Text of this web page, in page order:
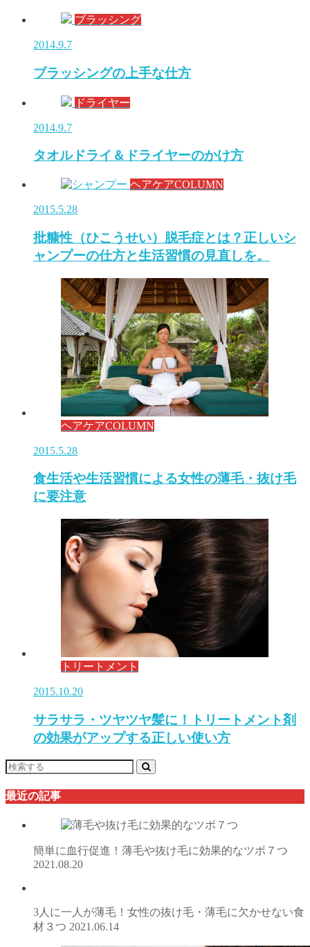
ブラッシング
2014.9.7
ブラッシングの上手な仕方
ドライヤー
2014.9.7
タオルドライ＆ドライヤーのかけ方
ヘアケアCOLUMN
2015.5.28
批糠性（ひこうせい）脱毛症とは？正しいシ
ャンプーの仕方と生活習慣の見直しを。
ヘアケアCOLUMN
2015.5.28
食生活や生活習慣による女性の薄毛・抜け毛
に要注意
トリートメント
2015.10.20
サラサラ・ツヤツヤ髪に！トリートメント剤
の効果がアップする正しい使い方
最近の記事
簡単に血行促進！薄毛や抜け毛に効果的なツボ７つ
2021.08.20
3人に一人が薄毛！女性の抜け毛・薄毛に欠かせない食
材３つ 2021.06.14